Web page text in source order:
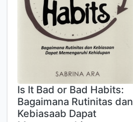
Is It Bad or Bad Habits:
Bagaimana Rutinitas dan
Kebiasaab Dapat